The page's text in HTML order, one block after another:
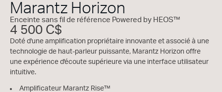
Marantz Horizon
Enceinte sans fil de référence Powered by HEOS™
4 500 C$
Doté d'une amplification propriétaire innovante et associé à une
technologie de haut-parleur puissante, Marantz Horizon offre
une expérience d'écoute supérieure via une interface utilisateur
intuitive.
Amplificateur Marantz Rise™